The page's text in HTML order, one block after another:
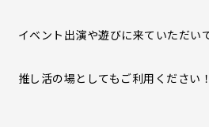
イベント出演や遊びに来ていただい
推し活の場としてもご利用ください